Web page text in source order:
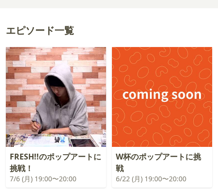
エピソード一覧
FRESH!!のポップアートに
挑戦！
7/6 (月) 19:00〜20:00
W杯のポップアートに挑
戦
6/22 (月) 19:00〜20:00